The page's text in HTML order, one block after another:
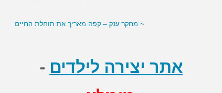
אתר יצירה לילדים -